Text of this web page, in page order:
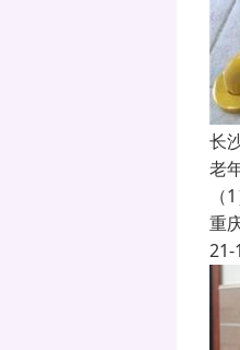
长
老
重
21-